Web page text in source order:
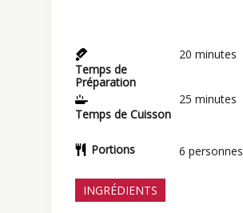
Temps de
Préparation
20 minutes
Temps de Cuisson
25 minutes
Portions 6 personnes
INGRÉDIENTS